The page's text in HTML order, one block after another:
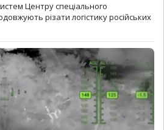
Центру спеціального
різати логістику російських